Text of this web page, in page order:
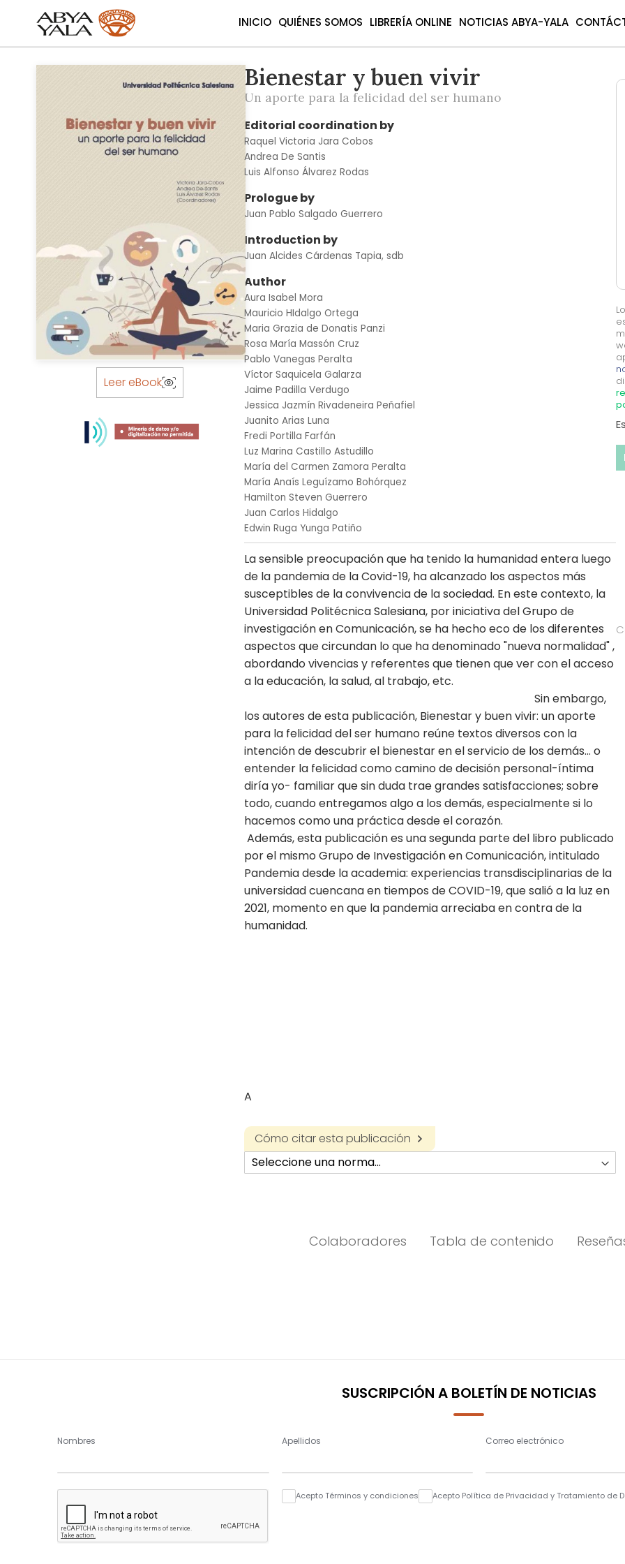
INICIO QUIÉNES SOMOS LIBRERÍA ONLINE NOTICIAS ABYA-YALA
Leer eBook
Bienestar y buen vivir
Un aporte para la felicidad del ser humano
Editorial coordination by
Raquel Victoria Jara Cobos
Andrea De Santis
Luis Alfonso Álvarez Rodas
Prologue by
Juan Pablo Salgado Guerrero
Introduction by
Juan Alcides Cárdenas Tapia, sdb
Author
Aura Isabel Mora
Mauricio HIdalgo Ortega
Maria Grazia de Donatis Panzi
Rosa María Massón Cruz
Pablo Vanegas Peralta
Víctor Saquicela Galarza
Jaime Padilla Verdugo
Jessica Jazmín Rivadeneira Peñafiel
Juanito Arias Luna
Fredi Portilla Farfán
Luz Marina Castillo Astudillo
María del Carmen Zamora Peralta
María Anaís Leguízamo Bohórquez
Hamilton Steven Guerrero
Juan Carlos Hidalgo
Edwin Ruga Yunga Patiño
La sensible preocupación que ha tenido la humanidad entera luego
de la pandemia de la Covid-19, ha alcanzado los aspectos más
susceptibles de la convivencia de la sociedad. En este contexto, la
Universidad Politécnica Salesiana, por iniciativa del Grupo de
investigación en Comunicación, se ha hecho eco de los diferentes
aspectos que circundan lo que ha denominado "nueva normalidad" ,
abordando vivencias y referentes que tienen que ver con el acceso
a la educación, la salud, al trabajo, etc.
Sin embargo,
los autores de esta publicación, Bienestar y buen vivir: un aporte
para la felicidad del ser humano reúne textos diversos con la
intención de descubrir el bienestar en el servicio de los demás... o
entender la felicidad como camino de decisión personal-íntima
diría yo- familiar que sin duda trae grandes satisfacciones; sobre
todo, cuando entregamos algo a los demás, especialmente si lo
hacemos como una práctica desde el corazón.
Además, esta publicación es una segunda parte del libro publicado
por el mismo Grupo de Investigación en Comunicación, intitulado
Pandemia desde la academia: experiencias transdisciplinarias de la
universidad cuencana en tiempos de COVID-19, que salió a la luz en
2021, momento en que la pandemia arreciaba en contra de la
humanidad.
A
Cómo citar esta publicación
Colaboradores Tabla de contenido
SUSCRIPCIÓN A BOLETÍN DE NOTICIAS
Nombres Apellidos Correo electrónico
Acepto Términos y condiciones Acepto Política de Privacidad y Tratamiento de